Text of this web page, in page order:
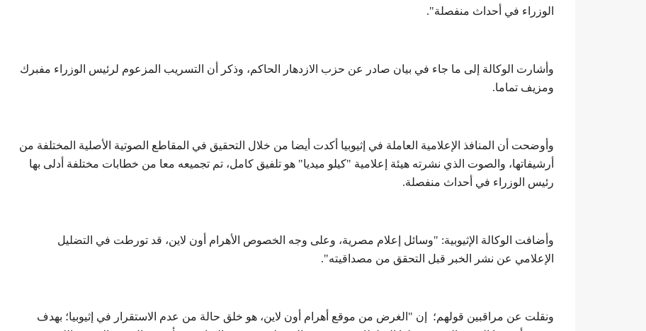
الوزراء في أحداث منفصلة".
وأشارت الوكالة إلى ما جاء في بيان صادر عن حزب الازدهار الحاكم، وذكر أن التسريب المزعوم لرئيس الوزراء مفبرك
ومزيف تماما.
وأوضحت أن المنافذ الإعلامية العاملة في إثيوبيا أكدت أيضا من خلال التحقيق في المقاطع الصوتية الأصلية المختلفة من
أرشيفاتها، والصوت الذي نشرته هيئة إعلامية "كيلو ميديا" هو تلفيق كامل، تم تجميعه معا من خطابات مختلفة أدلى بها
رئيس الوزراء في أحداث منفصلة.
وأضافت الوكالة الإثيوبية: "وسائل إعلام مصرية، وعلى وجه الخصوص الأهرام أون لاين، قد تورطت في التضليل
الإعلامي عن نشر الخبر قبل التحقق من مصداقيته".
ونقلت عن مراقبين قولهم؛ إن "الغرض من موقع أهرام أون لاين، هو خلق حالة من عدم الاستقرار في إثيوبيا؛ بهدف